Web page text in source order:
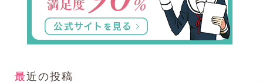
最近の投稿